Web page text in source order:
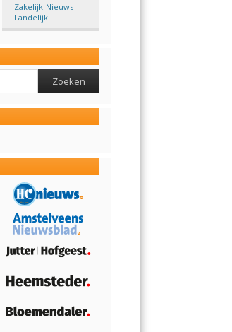
Zakelijk-Nieuws-
Landelijk